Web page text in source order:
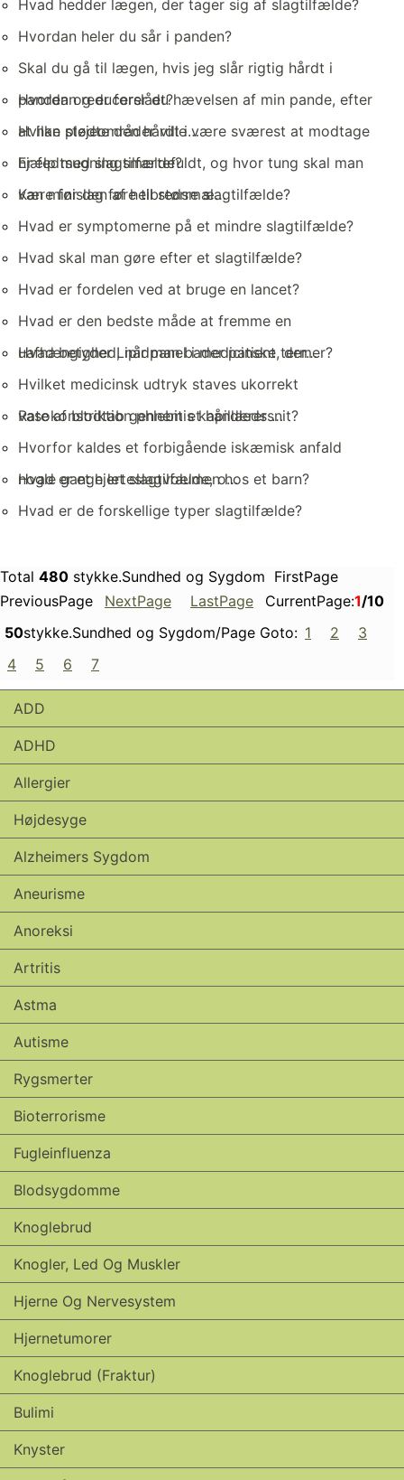
Hvad hedder lægen, der tager sig af slagtilfælde?
Hvordan heler du sår i panden?
Skal du gå til lægen, hvis jeg slår rigtig hårdt i
panden og er forslået?
Hvordan reducerer du hævelsen af ​​min pande, efter
at han stødte den hårdt i…
Hvilke plejeområder ville være sværest at modtage
hjælp med slagtilfælde?
Er fedtsugning smertefuldt, og hvor tung skal man
være før den af ​​helbredsmæ…
Kan minislag føre til større slagtilfælde?
Hvad er symptomerne på et mindre slagtilfælde?
Hvad skal man gøre efter et slagtilfælde?
Hvad er fordelen ved at bruge en lancet?
Hvad er den bedste måde at fremme en
uafhængighed, når man bader patient, der…
Hvad betyder Lipidpanel i medicinske termer?
Hvilket medicinsk udtryk staves ukorrekt
vasokonstriktion phlebitis kapillærer …
Rate af blodtab gennem et håndledssnit?
Hvorfor kaldes et forbigående iskæmisk anfald
nogle gange let slagtilfælde, o…
Hvad er et hjerteslagvolumen hos et barn?
Hvad er de forskellige typer slagtilfælde?
Total 480 stykke.Sundhed og Sygdom FirstPage
PreviousPage
NextPage LastPage CurrentPage:1/10
50stykke.Sundhed og Sygdom/Page Goto: 1 2
3
4
5 6 7
ADD
ADHD
Allergier
Højdesyge
Alzheimers Sygdom
Aneurisme
Anoreksi
Artritis
Astma
Autisme
Rygsmerter
Bioterrorisme
Fugleinfluenza
Blodsygdomme
Knoglebrud
Knogler, Led Og Muskler
Hjerne Og Nervesystem
Hjernetumorer
Knoglebrud (fraktur)
Bulimi
Knyster